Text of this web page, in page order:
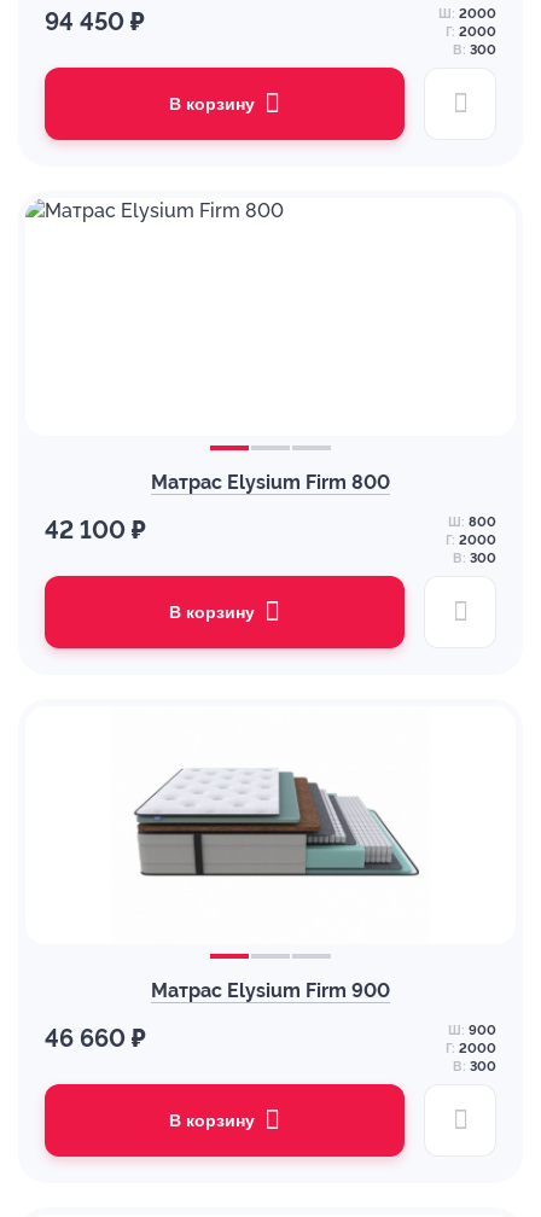
94 450 ₽ Ш: 2000
Г: 2000
В: 300
В корзину
Матрас Elysium Firm 800
42 100 ₽ Ш: 800
Г: 2000
В: 300
В корзину
Матрас Elysium Firm 900
46 660 ₽ Ш: 900
Г: 2000
В: 300
В корзину